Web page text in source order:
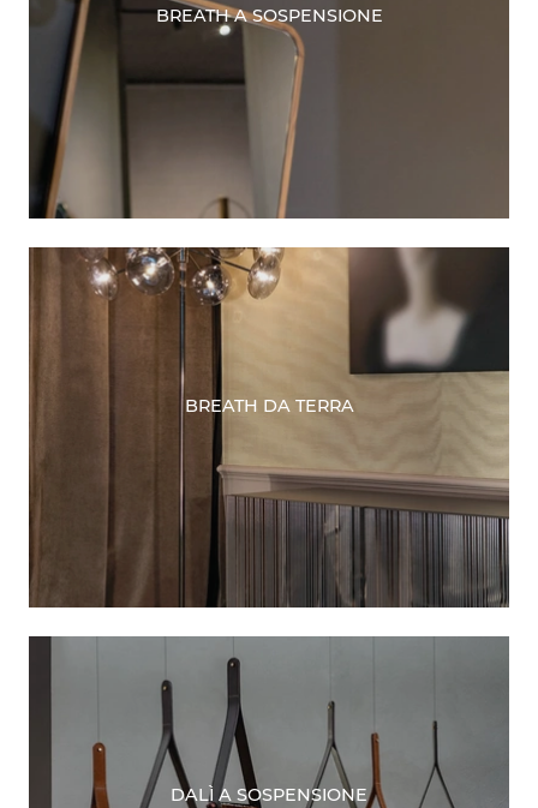
BREATH A SOSPENSIONE
BREATH DA TERRA
DALÌ A SOSPENSIONE